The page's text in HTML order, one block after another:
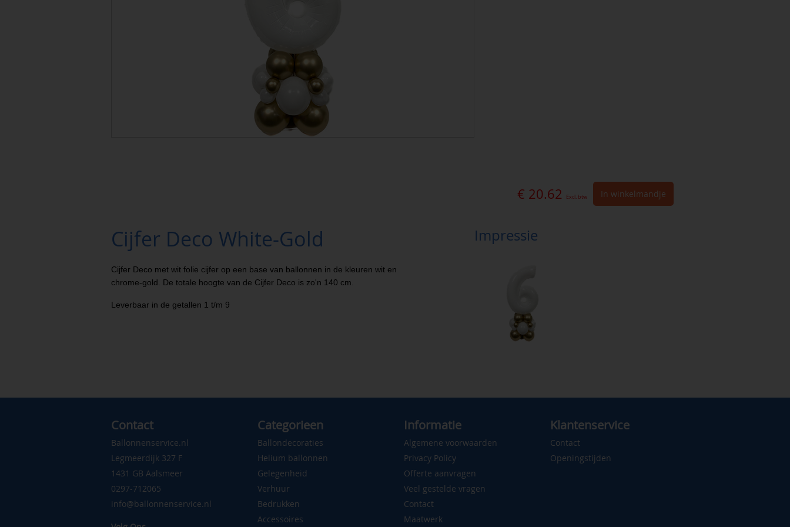
€ 20.62 Excl. btw In winkelmandje
Cijfer Deco White-Gold
Cijfer Deco met wit folie cijfer op een base van ballonnen in de kleuren wit en
chrome-gold. De totale hoogte van de Cijfer Deco is zo'n 140 cm.
Leverbaar in de getallen 1 t/m 9
Impressie
Contact
Ballonnenservice.nl
Legmeerdijk 327 F
1431 GB Aalsmeer
0297-712065
info@ballonnenservice.nl
Categorieen
Ballondecoraties
Helium ballonnen
Gelegenheid
Verhuur
Bedrukken
Accessoires
Informatie
Algemene voorwaarden
Privacy Policy
Offerte aanvragen
Veel gestelde vragen
Contact
Maatwerk
Klantenservice
Contact
Openingstijden